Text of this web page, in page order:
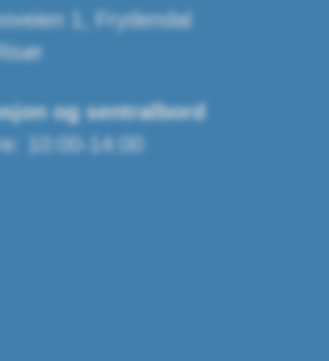
1, Frydendal
og sentralbord
10:00-14:00